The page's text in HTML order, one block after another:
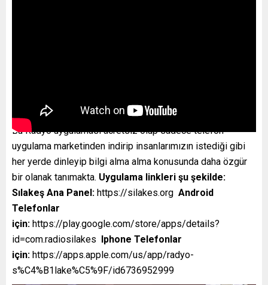
Bu Radyo uygulaması ücretsiz olup sadece telefon
uygulama marketinden indirip insanlarımızın istediği gibi
her yerde dinleyip bilgi alma alma konusunda daha özgür
bir olanak tanımakta. Uygulama linkleri şu şekilde:
Sılakeş Ana Panel: https://silakes.org Android
Telefonlar
için: https://play.google.com/store/apps/details?
id=com.radiosilakes Iphone Telefonlar
için: https://apps.apple.com/us/app/radyo-
s%C4%B1lake%C5%9F/id6736952999